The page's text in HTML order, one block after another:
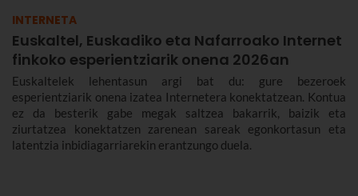
INTERNETA
Euskaltel, Euskadiko eta Nafarroako Internet
finkoko esperientziarik onena 2026an
Euskaltelek lehentasun argi bat du: gure bezeroek
esperientziarik onena izatea Internetera konektatzean. Kontua
ez da besterik gabe megak saltzea bakarrik, baizik eta
ziurtatzea konektatzen zarenean sareak egonkortasun eta
latentzia inbidiagarriarekin erantzungo duela.